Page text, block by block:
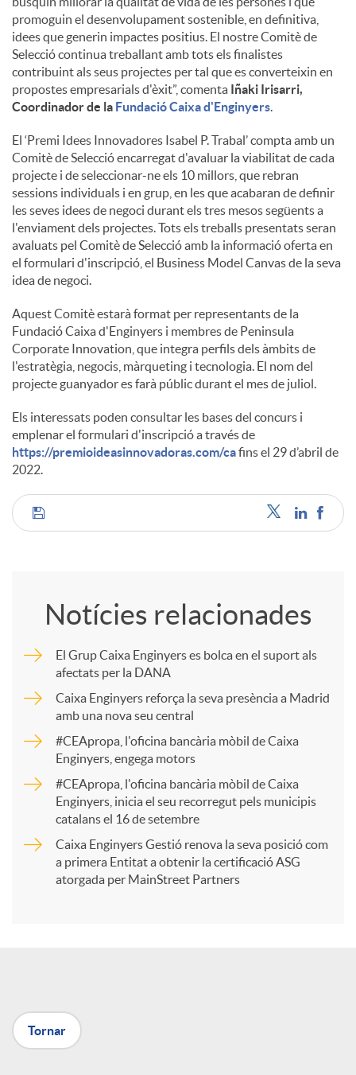
promoguin el desenvolupament sostenible, en definitiva,
idees que generin impactes positius. El nostre Comitè de
Selecció continua treballant amb tots els finalistes
contribuint als seus projectes per tal que es converteixin en
propostes empresarials d'èxit”, comenta Iñaki Irisarri,
Coordinador de la Fundació Caixa d'Enginyers.
El ‘Premi Idees Innovadores Isabel P. Trabal’ compta amb un
Comitè de Selecció encarregat d'avaluar la viabilitat de cada
projecte i de seleccionar-ne els 10 millors, que rebran
sessions individuals i en grup, en les que acabaran de definir
les seves idees de negoci durant els tres mesos següents a
l'enviament dels projectes. Tots els treballs presentats seran
avaluats pel Comitè de Selecció amb la informació oferta en
el formulari d'inscripció, el Business Model Canvas de la seva
idea de negoci.
Aquest Comitè estarà format per representants de la
Fundació Caixa d'Enginyers i membres de Peninsula
Corporate Innovation, que integra perfils dels àmbits de
l'estratègia, negocis, màrqueting i tecnologia. El nom del
projecte guanyador es farà públic durant el mes de juliol.
Els interessats poden consultar les bases del concurs i
emplenar el formulari d'inscripció a través de
https://premioideasinnovadoras.com/cafins el 29 d’abril de
2022.
C
m
p
a
r
t
X
Notícies relacionades
El Grup Caixa Enginyers es bolca en el suport als
afectats per la DANA
Caixa Enginyers reforça la seva presència a Madrid
amb una nova seu central
#CEApropa, l'oficina bancària mòbil de Caixa
Enginyers, engega motors
#CEApropa, l'oficina bancària mòbil de Caixa
Enginyers, inicia el seu recorregut pels municipis
catalans el 16 de setembre
Caixa Enginyers Gestió renova la seva posició com
a primera Entitat a obtenir la certificació ASG
atorgada per MainStreet Partners
Tornar